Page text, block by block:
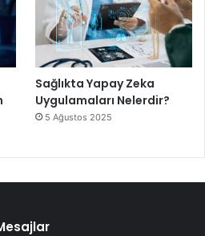
Sağlıkta Yapay Zeka
Uygulamaları Nelerdir?
5 Ağustos 2025